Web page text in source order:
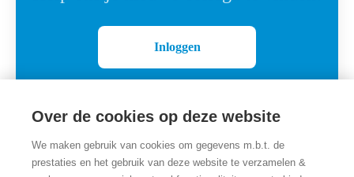
Over de cookies op deze website
We maken gebruik van cookies om gegevens m.b.t. de
prestaties en het gebruik van deze website te verzamelen &
Inloggen